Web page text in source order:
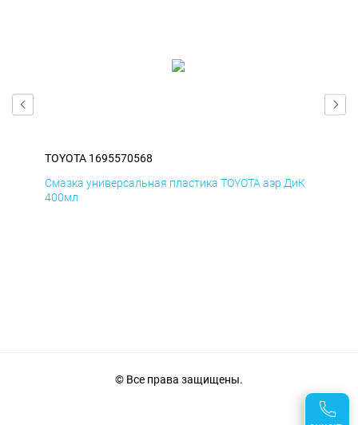
TOYOTA 1695570568
Смазка универсальная пластика TOYOTA аэр ДиК
400мл
© Все права защищены.